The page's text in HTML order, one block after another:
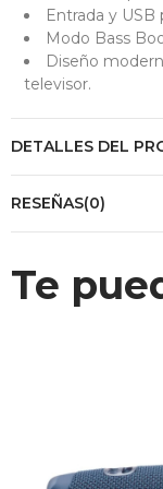
Entrada y USB
Modo Bass
Diseño
televisor.
DETALLES DEL
RESEÑAS(0)
Te